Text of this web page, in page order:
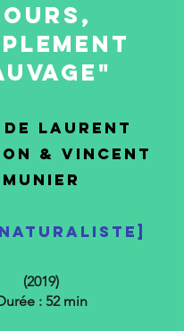
de Laurent
& VINCENT
MUNIER
(2019)
: 52 min